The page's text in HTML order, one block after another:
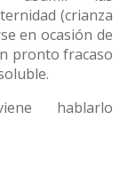
(crianza
en ocasión de
pronto fracaso
hablarlo